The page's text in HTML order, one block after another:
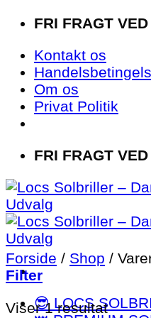
Fortsæt
indhold
FRI FRAGT
Kontakt os
Om os
Privat Politik
FRI FRAGT
😎 LOCS
Forside / Shop /
Filter
Viser 1 resultat